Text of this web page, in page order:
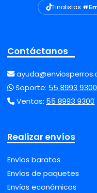
Finalistas
Contáctanos
Soporte: 55 8993 9300
Ventas: 55 8993 9300
Realizar envíos
Envíos baratos
Envíos de paquetes
Envíos económicos